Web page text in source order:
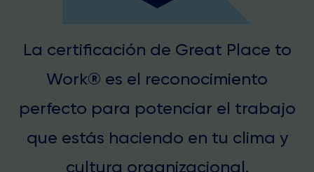
La certificación de Great Place to
Work® es el reconocimiento
perfecto para potenciar el trabajo
que estás haciendo en tu clima y
cultura organizacional.